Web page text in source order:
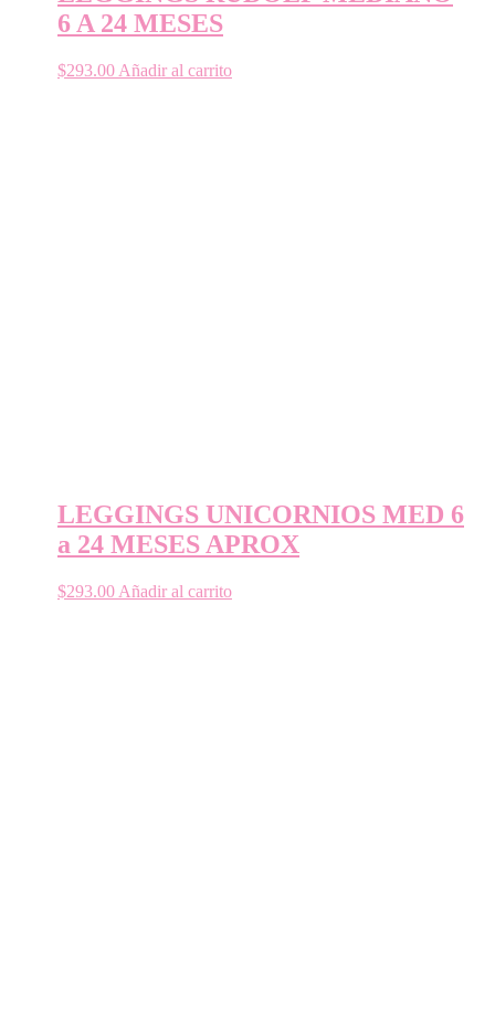
6 A 24 MESES
$293.00 Añadir al carrito
LEGGINGS UNICORNIOS MED 6
a 24 MESES APROX
$293.00 Añadir al carrito